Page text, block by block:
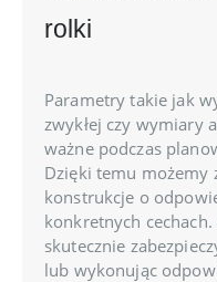
rolki
Parametry takie jak
zwykłej czy wymiary
ważne podczas
Dzięki temu możemy
konstrukcje o
konkretnych
skutecznie
lub wykonując